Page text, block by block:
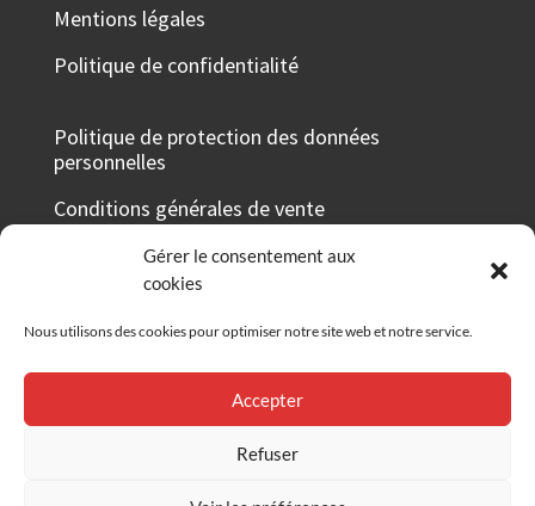
Gérer le consentement aux
cookies
Nous utilisons des cookies pour optimiser notre site web et notre service.
Accepter
Refuser
Mentions légales
Politique de confidentialité
Politique de protection des données
personnelles
Conditions générales de vente
Taux de réussite 2025-2026